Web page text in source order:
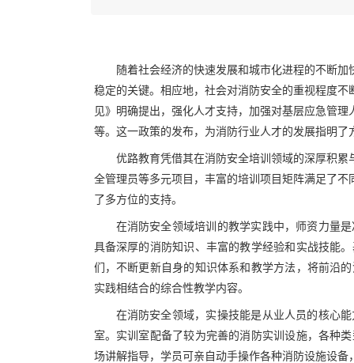
随着社会经济的快速发展和城市化进程的不断
稳定的关键。 相应地，社会对消防安全的重视程度不
见》 明确提出， 强化人才支持，加强对基层应急管
等。这一政策的发布，为消防行业人才的发展指明
优路教育凭借其在消防安全培训领域的深厚积累
全管理员等多元项目 ， 丰富的培训项目矩阵满足了不
了多方位的支持。
在消防安全领域培训的教学实践中，师资力量
具备深厚的消防知识、丰富的教学经验和实战技能
们，不断更新自身的知识体系和教学方法，将前沿
实践相结合的综合性教学内容。
在消防安全领域，实操技能是从业人员的核心
室。实训室配备了较为完善的消防实训设施，各种
场讲解指导，学员可亲自动手操作各种消防设施设备